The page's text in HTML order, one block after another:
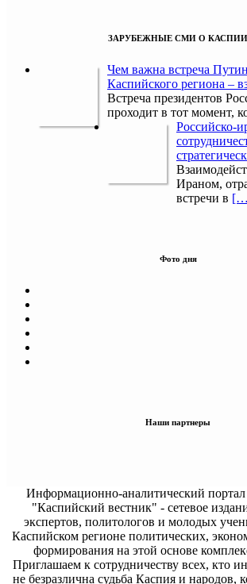
ЗАРУБЕЖНЫЕ СМИ О КАСПИИ
Чем важна встреча
Каспийского региона –
Встреча президентов
проходит в тот момент,
Российско-
Ираном,
встречи в
Фото дня
Наши партнеры
Информационно-аналитический
"Каспийский вестник" - сетевое
экспертов, политологов и молодых
Каспийском регионе политических,
формирования на этой основе
Приглашаем к сотрудничеству всех, кто
не безразлична судьба Каспия и